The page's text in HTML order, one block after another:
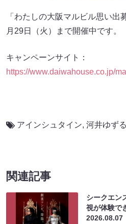
「わたしの大阪マルビル思い出
月29日（火）まで開催中です。
キャンペーンサイト：
https://www.daiwahouse.co.jp/
アインシュタイン, 河井ゆずる
関連記事
シークエン
視が体験で
2026.08.07